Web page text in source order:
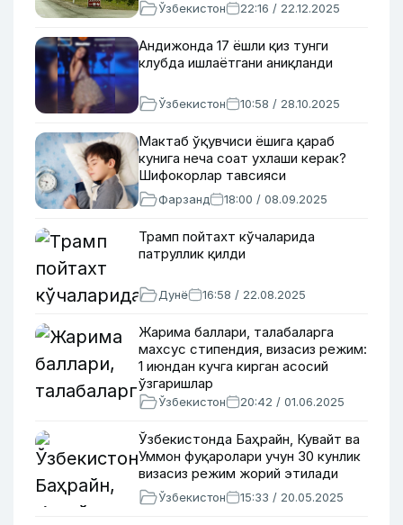
Ўзбекистон 22:16 / 22.12.2025
Андижонда 17 ёшли қиз тунги
клубда ишлаётгани аниқланди
Ўзбекистон 10:58 / 28.10.2025
Мактаб ўқувчиси ёшига қараб
кунига неча соат ухлаши керак?
Шифокорлар тавсияси
Фарзанд 18:00 / 08.09.2025
Трамп пойтахт кўчаларида
патруллик қилди
Дунё 16:58 / 22.08.2025
Жарима баллари, талабаларга
махсус стипендия, визасиз режим:
1 июндан кучга кирган асосий
ўзгаришлар
Ўзбекистон 20:42 / 01.06.2025
Ўзбекистонда Баҳрайн, Кувайт ва
Уммон фуқаролари учун 30 кунлик
визасиз режим жорий этилади
Ўзбекистон 15:33 / 20.05.2025